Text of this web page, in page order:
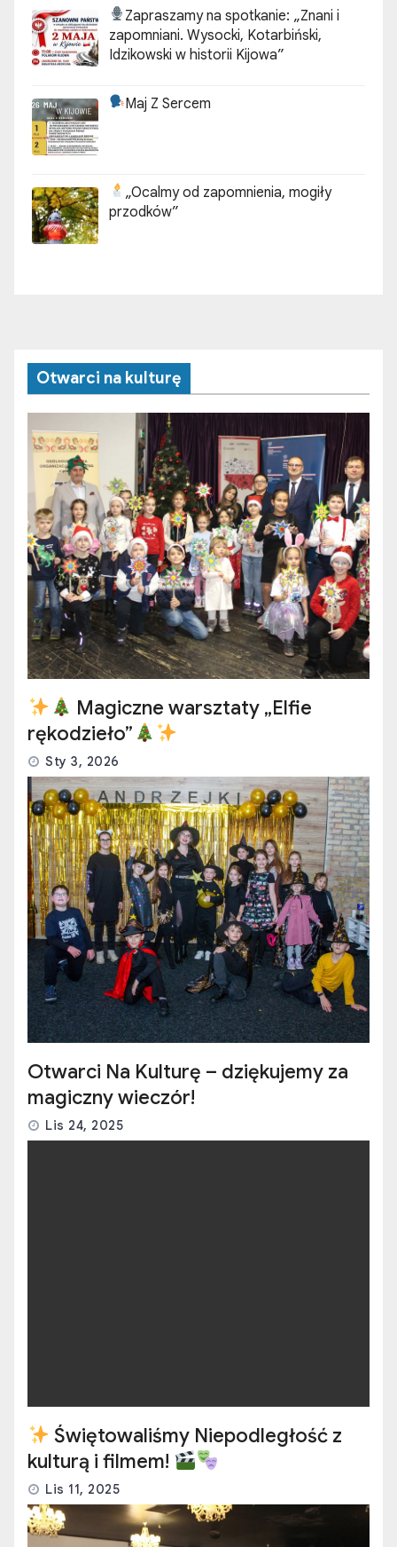
Zapraszamy na spotkanie: „Znani i
zapomniani. Wysocki, Kotarbiński,
Idzikowski w historii Kijowa”
Maj Z Sercem
„Ocalmy od zapomnienia, mogiły
przodków”
Otwarci na kulturę
Magiczne warsztaty „Elfie
rękodzieło”
Sty 3, 2026
Otwarci Na Kulturę – dziękujemy za
magiczny wieczór!
Lis 24, 2025
Świętowaliśmy Niepodległość z
kulturą i filmem!
Lis 11, 2025